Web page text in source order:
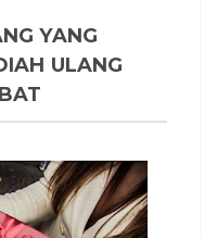
YANG
ULANG